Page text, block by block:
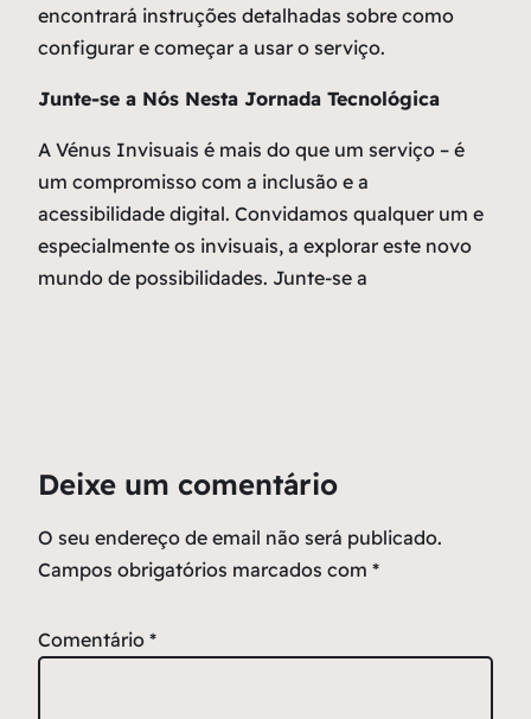
encontrará instruções detalhadas sobre como
configurar e começar a usar o serviço.
Junte-se a Nós Nesta Jornada Tecnológica
A Vénus Invisuais é mais do que um serviço – é
um compromisso com a inclusão e a
acessibilidade digital. Convidamos qualquer um e
especialmente os invisuais, a explorar este novo
mundo de possibilidades. Junte-se a
Deixe um comentário
O seu endereço de email não será publicado.
Campos obrigatórios marcados com *
Comentário *